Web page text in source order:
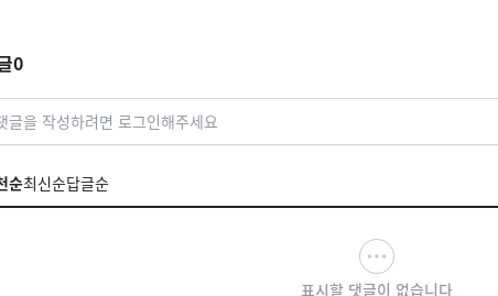
0
글을 작성하려면 로그인해주세요
순최신순답글순
표시할 댓글이 없습니다